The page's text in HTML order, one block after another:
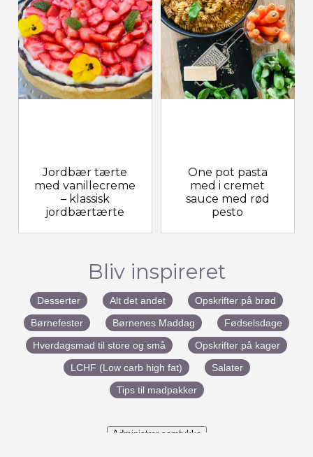
Jordbær tærte
med vanillecreme
– klassisk
jordbærtærte
One pot pasta
med i cremet
sauce med rød
pesto
Bliv inspireret
Desserter Alt det andet
Opskrifter på brød
Børnefester
Børnenes Maddag
Fødselsdage
Hverdagsmad til store og små
Opskrifter på kager
LCHF (Low carb high fat)
Salater
Tips til madpakker
Administrer samtykke